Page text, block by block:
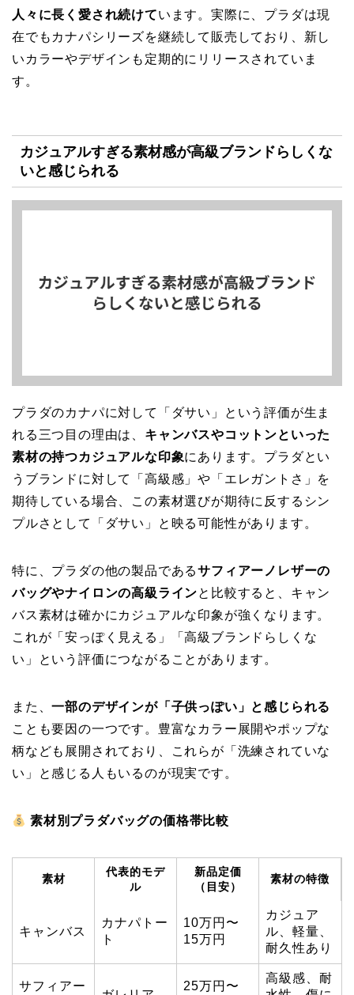
人々に長く愛され続けています。実際に、プラダは現
在でもカナパシリーズを継続して販売しており、新し
いカラーやデザインも定期的にリリースされていま
す。
カジュアルすぎる素材感が高級ブランドらしくな
いと感じられる
プラダのカナパに対して「ダサい」という評価が生ま
れる三つ目の理由は、 キャンバスやコットンといった
素材の持つカジュアルな印象にあります。プラダとい
うブランドに対して「高級感」や「エレガントさ」を
期待している場合、この素材選びが期待に反するシン
プルさとして「ダサい」と映る可能性があります。
特に、プラダの他の製品であるサフィアーノレザーの
バッグやナイロンの高級ラインと比較すると、キャン
バス素材は確かにカジュアルな印象が強くなります。
これが「安っぽく見える」「高級ブランドらしくな
い」という評価につながることがあります。
また、一部のデザインが「子供っぽい」と感じられる
ことも要因の一つです。豊富なカラー展開やポップな
柄なども展開されており、これらが「洗練されていな
い」と感じる人もいるのが現実です。
素材別プラダバッグの価格帯比較
素材
代表的モデ
ル
新品定価
（目安）
素材の特徴
キャンバス
カナパトー
ト
10万円〜
15万円
カジュア
ル、軽量、
耐久性あり
サフィアー 25万円〜
高級感、耐